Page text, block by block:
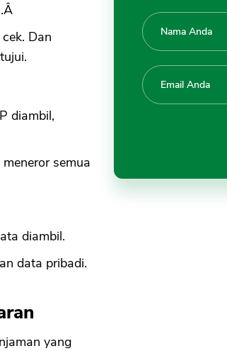
Dan
diambil,
semua
diambil.
data pribadi.
yang